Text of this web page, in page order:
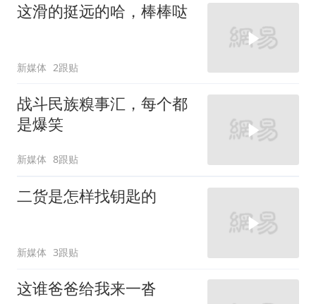
这滑的挺远的哈，棒棒哒
新媒体 2跟贴
战斗民族糗事汇，每个都
是爆笑
新媒体 8跟贴
二货是怎样找钥匙的
新媒体 3跟贴
这谁爸爸给我来一沓